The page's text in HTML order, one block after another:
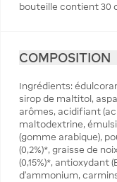
bouteille contient 30
COMPOSITION
Ingrédients:
sirop de maltitol,
arômes, acidifiant
maltodextrine,
(gomme arabique),
(0,2%)*, graisse de
(0,15%)*, antioxydant
d'ammonium,